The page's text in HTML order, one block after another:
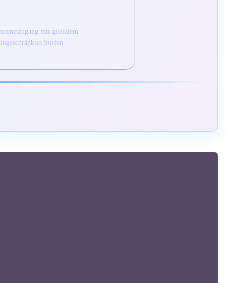
mit globalem
Surfen.